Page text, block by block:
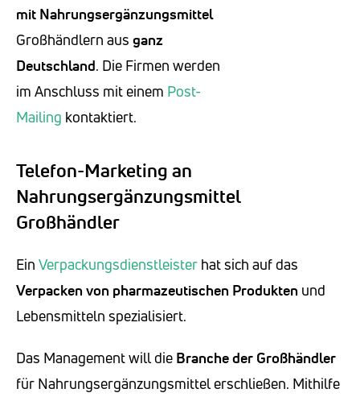
mit Nahrungsergänzungsmittel
Großhändlern aus ganz
Deutschland. Die Firmen werden
im Anschluss mit einem Post-
Mailing kontaktiert.
Telefon-Marketing an
Nahrungsergänzungsmittel
Großhändler
Ein Verpackungsdienstleister hat sich auf das
Verpacken von pharmazeutischen Produkten und
Lebensmitteln spezialisiert.
Das Management will die Branche der Großhändler
für Nahrungsergänzungsmittel erschließen. Mithilfe